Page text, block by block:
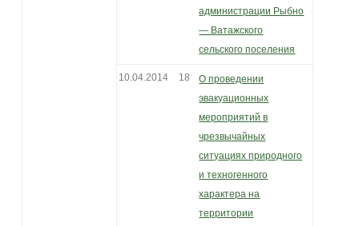
администрации Рыбно
— Ватажского
сельского поселения
10.04.2014 18
О проведении
эвакуационных
мероприятий в
чрезвычайных
ситуациях природного
и техногенного
характера на
территории